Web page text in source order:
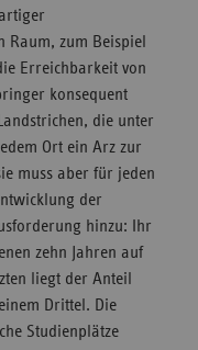
zum Beispiel
Erreichbarkeit von
konsequent
die unter
Ort ein Arz zur
muss aber für jeden
der
hinzu: Ihr
zehn Jahren auf
liegt der Anteil
Drittel. Die
Studienplätze